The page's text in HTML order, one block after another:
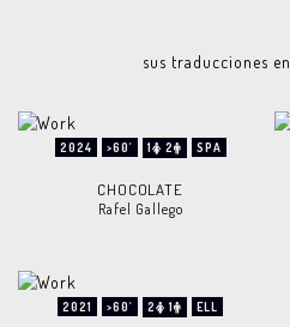
sus traducciones en
2024 >60' 1 2 SPA
CHOCOLATE
Rafel Gallego
2021 >60' 2 1 ELL